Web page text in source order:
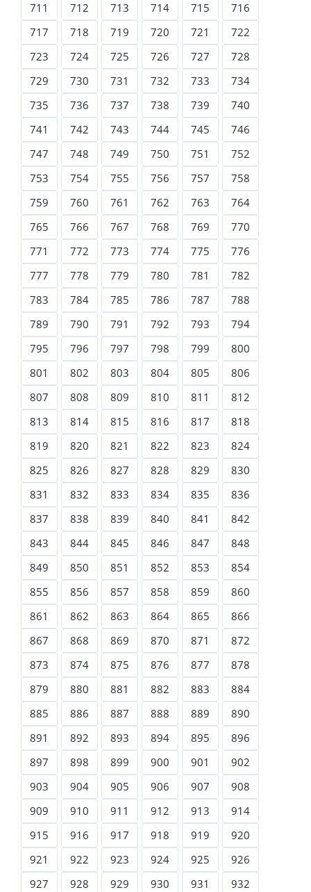
711
712 713 714 715
716
717
718 719 720 721
722
723
724 725 726 727
728
729
730 731 732 733
734
735
736 737 738 739
740
741
742 743 744 745
746
747
748 749 750 751
752
753
754 755 756 757
758
759
760 761 762 763
764
765
766 767 768 769
770
771
772 773 774 775
776
777
778 779 780 781
782
783
784 785 786 787
788
789
790 791 792 793
794
795
796 797 798 799
800
801
802 803 804 805
806
807
808 809 810 811
812
813
814 815 816 817
818
819
820 821 822 823
824
825
826 827 828 829
830
831
832 833 834 835
836
837
838 839 840 841
842
843
844 845 846 847
848
849
850 851 852 853
854
855
856 857 858 859
860
861
862 863 864 865
866
867
868 869 870 871
872
873
874 875 876 877
878
879
880 881 882 883
884
885
886 887 888 889
890
891
892 893 894 895
896
897
898 899 900 901
902
903
904 905 906 907
908
909
910 911 912 913
914
915
916 917 918 919
920
921
922 923 924 925
926
927
928 929 930 931
932